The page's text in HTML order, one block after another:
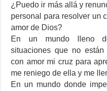
¿Puedo ir más allá y
personal para resolver un
amor de Dios?
En un mundo lleno
situaciones que no
con amor mi cruz para
me reniego de ella y me
En un mundo donde